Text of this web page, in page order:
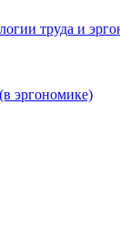
труда и
эргономике)